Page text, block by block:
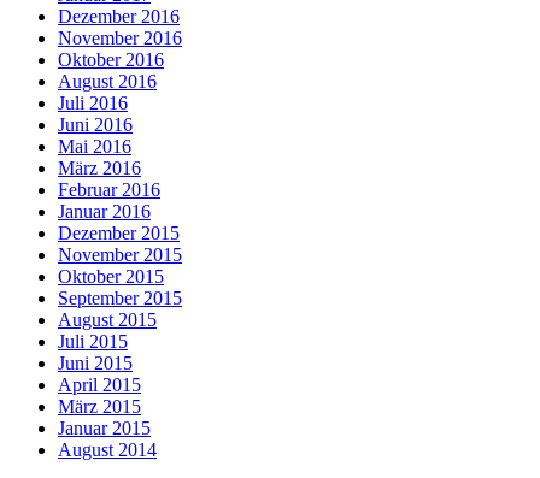
Dezember 2016
November 2016
Oktober 2016
August 2016
Juli 2016
Juni 2016
Mai 2016
März 2016
Februar 2016
Januar 2016
Dezember 2015
November 2015
Oktober 2015
September 2015
August 2015
Juli 2015
Juni 2015
April 2015
März 2015
Januar 2015
August 2014